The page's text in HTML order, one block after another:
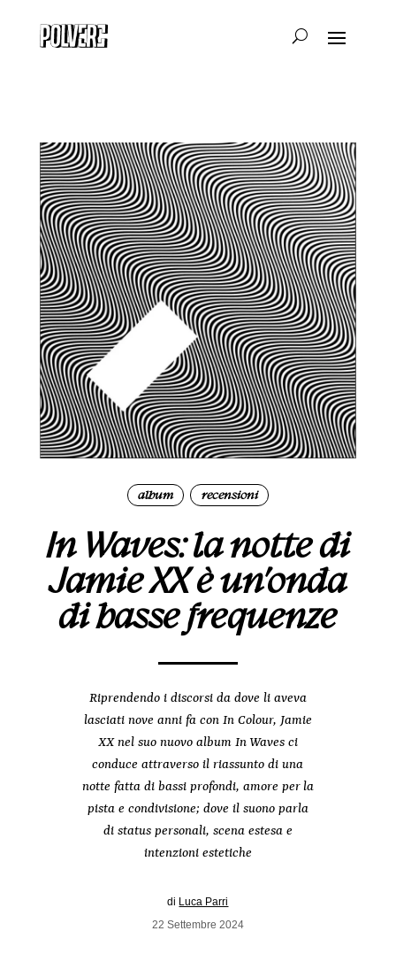
album | recensioni
In Waves: la notte di
Jamie XX è un’onda
di basse frequenze
Riprendendo i discorsi da dove li aveva
lasciati nove anni fa con In Colour, Jamie
XX nel suo nuovo album In Waves ci
conduce attraverso il riassunto di una
notte fatta di bassi profondi, amore per la
pista e condivisione; dove il suono parla
di status personali, scena estesa e
intenzioni estetiche
di Luca Parri
22 Settembre 2024